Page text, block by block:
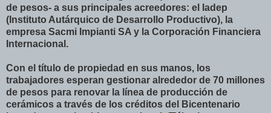
de pesos- a sus principales acreedores: el Iadep
(Instituto Autárquico de Desarrollo Productivo), la
empresa Sacmi Impianti SA y la Corporación Financiera
Internacional.
Con el título de propiedad en sus manos, los
trabajadores esperan gestionar alrededor de 70 millones
de pesos para renovar la línea de producción de
cerámicos a través de los créditos del Bicentenario